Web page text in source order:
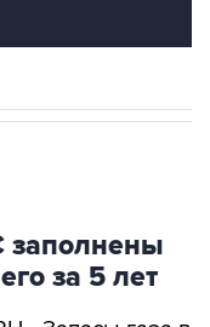
заполнены
за 5 лет